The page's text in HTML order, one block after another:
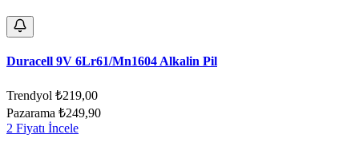
Duracell 9V 6Lr61/Mn1604 Alkalin Pil
Trendyol ₺219,00
Pazarama ₺249,90
2 Fiyatı İncele